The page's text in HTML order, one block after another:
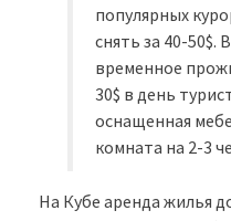
популярных
снять за 40-50$.
временное
30$ в день
оснащенная
комната на 2-3
На Кубе аренда жилья